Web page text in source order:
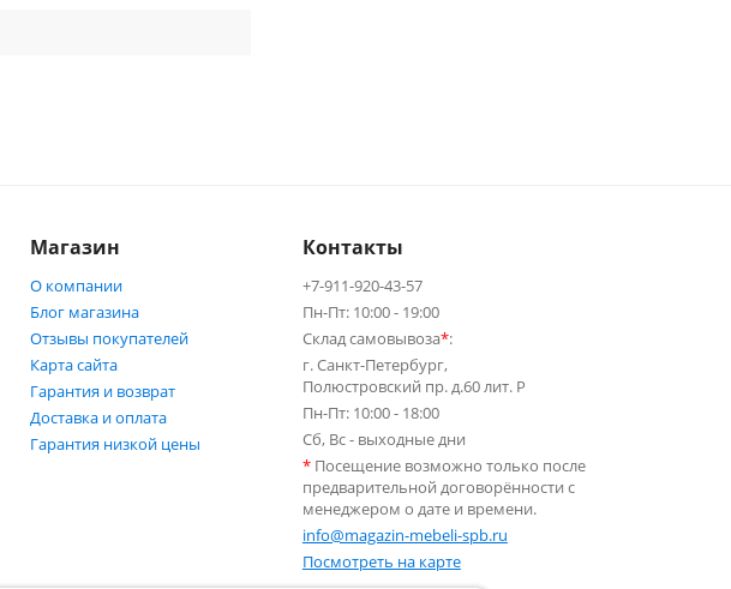
Магазин
О компании
Блог магазина
Отзывы покупателей
Карта сайта
Гарантия и возврат
Доставка и оплата
Гарантия низкой цены
Контакты
+7-911-920-43-57
Пн-Пт: 10:00 - 19:00
Склад самовывоза*:
г. Санкт-Петербург,
Полюстровский пр. д.60 лит. Р
Пн-Пт: 10:00 - 18:00
Сб, Вс - выходные дни
*Посещение возможно только после
предварительной договорённости с
менеджером о дате и времени.
info@magazin-mebeli-spb.ru
Посмотреть на карте